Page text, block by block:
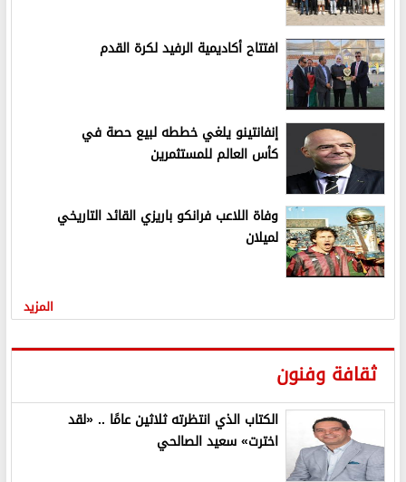
افتتاح أكاديمية الرفيد لكرة القدم
إنفانتينو يلغي خططه لبيع حصة في
كأس العالم للمستثمرين
وفاة اللاعب فرانكو باريزي القائد التاريخي
لميلان
المزيد
ثقافة وفنون
الكتاب الذي انتظرته ثلاثين عامًا .. «لقد
اخترت» سعيد الصالحي